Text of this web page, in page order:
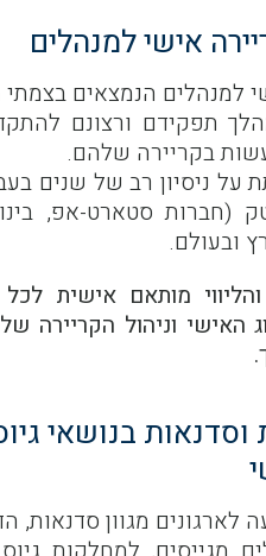
אישי למנהלים
למנהלים הנמצאים
תפקידם ורצונם
בקריירה שלהם.
על ניסיון רב של שנים
(חברות סטארט-אפ,
ובעולם.
מותאם אישית
האישי וניהול הקריירה
בנושאי
לארגונים מגוון סדנאות,